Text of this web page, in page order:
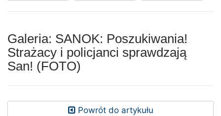
Galeria: SANOK: Poszukiwania!
Strażacy i policjanci sprawdzają
San! (FOTO)
Powrót do artykułu